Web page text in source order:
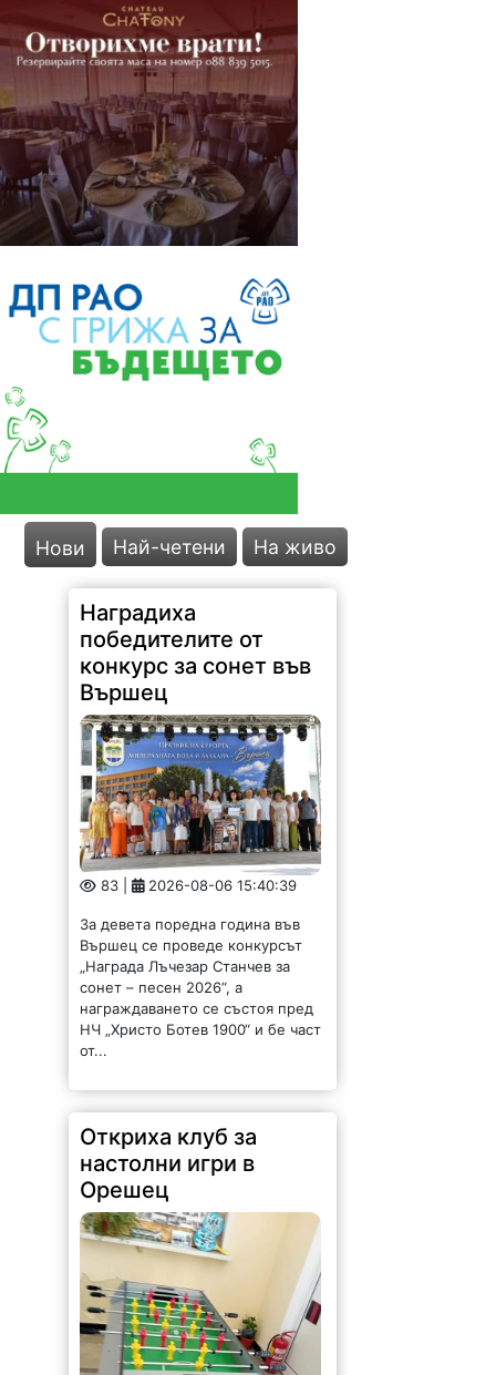
Нови Най-четени На живо
Наградиха
победителите от
конкурс за сонет във
Вършец
83 | 2026-08-06 15:40:39
За девета поредна година във
Вършец се проведе конкурсът
„Награда Лъчезар Станчев за
сонет – песен 2026“, а
награждаването се състоя пред
НЧ „Христо Ботев 1900“ и бе част
от...
Откриха клуб за
настолни игри в
Орешец